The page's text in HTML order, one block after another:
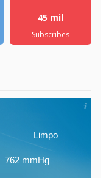
45 mil
Subscribes
Limpo
762 mmHg